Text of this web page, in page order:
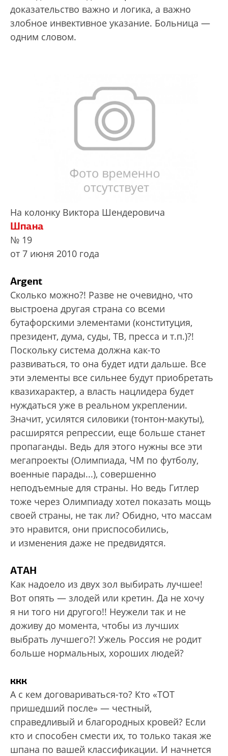
доказательство важно и логика, а важно
злобное инвективное указание. Больница —
одним словом.
На колонку Виктора Шендеровича
Шпана
№ 19
от 7 июня 2010 года
Argent
Сколько можно?! Разве не очевидно, что
выстроена другая страна со всеми
бутафорскими элементами (конституция,
президент, дума, суды, ТВ, пресса и т.п.)?!
Поскольку система должна как-то
развиваться, то она будет идти дальше. Все
эти элементы все сильнее будут приобретать
квазихарактер, а власть нацлидера будет
нуждаться уже в реальном укреплении.
Значит, усилятся силовики (тонтон-макуты),
расширятся репрессии, еще больше станет
пропаганды. Ведь для этого нужны все эти
мегапроекты (Олимпиада, ЧМ по футболу,
военные парады...), совершенно
неподъемные для страны. Но ведь Гитлер
тоже через Олимпиаду хотел показать мощь
своей страны, не так ли? Обидно, что массам
это нравится, они приспособились,
и изменения даже не предвидятся.
АТАН
Как надоело из двух зол выбирать лучшее!
Вот опять — злодей или кретин. Да не хочу
я ни того ни другого!! Неужели так и не
доживу до момента, чтобы из лучших
выбрать лучшего?! Ужель Россия не родит
больше нормальных, хороших людей?
ккк
А с кем договариваться-то? Кто «ТОТ
пришедший после» — честный,
справедливый и благородных кровей? Если
кто и способен смести их, то только такая же
шпана по вашей классификации. И начнется